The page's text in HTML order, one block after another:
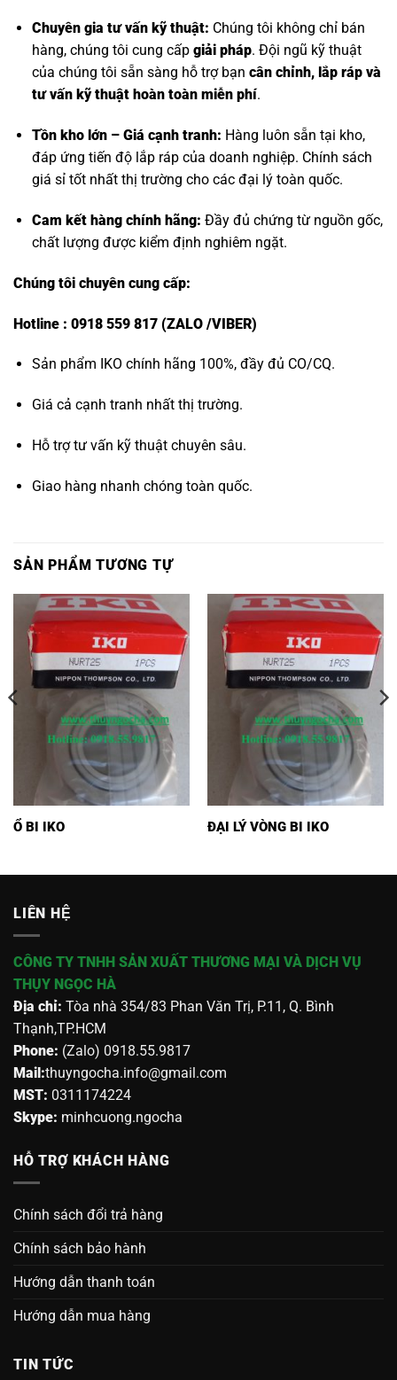
Chuyên gia tư vấn kỹ thuật: Chúng tôi không chỉ bán
hàng, chúng tôi cung cấp giải pháp. Đội ngũ kỹ thuật
của chúng tôi sẵn sàng hỗ trợ bạn cân chỉnh, lắp ráp và
tư vấn kỹ thuật hoàn toàn miễn phí.
Tồn kho lớn – Giá cạnh tranh: Hàng luôn sẵn tại kho,
đáp ứng tiến độ lắp ráp của doanh nghiệp. Chính sách
giá sỉ tốt nhất thị trường cho các đại lý toàn quốc.
Cam kết hàng chính hãng: Đầy đủ chứng từ nguồn gốc,
chất lượng được kiểm định nghiêm ngặt.
Chúng tôi chuyên cung cấp:
Hotline : 0918 559 817 (ZALO /VIBER)
Sản phẩm IKO chính hãng 100%, đầy đủ CO/CQ.
Giá cả cạnh tranh nhất thị trường.
Hỗ trợ tư vấn kỹ thuật chuyên sâu.
Giao hàng nhanh chóng toàn quốc.
SẢN PHẨM TƯƠNG TỰ
Ổ BI IKO ĐẠI LÝ VÒNG BI IKO
LIÊN HỆ
CÔNG TY TNHH SẢN XUẤT THƯƠNG MẠI VÀ DỊCH VỤ
THỤY NGỌC HÀ
Địa chỉ: Tòa nhà 354/83 Phan Văn Trị, P.11, Q. Bình
Thạnh,TP.HCM
Phone: (Zalo) 0918.55.9817
Mail:thuyngocha.info@gmail.com
MST: 0311174224
Skype: minhcuong.ngocha
HỖ TRỢ KHÁCH HÀNG
Chính sách đổi trả hàng
Chính sách bảo hành
Hướng dẫn thanh toán
Hướng dẫn mua hàng
TIN TỨC